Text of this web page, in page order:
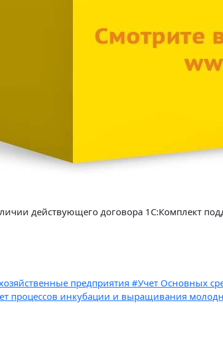
действующего договора 1С:Комплект
предприятия#Учет Основных
процессов инкубации и выращивания